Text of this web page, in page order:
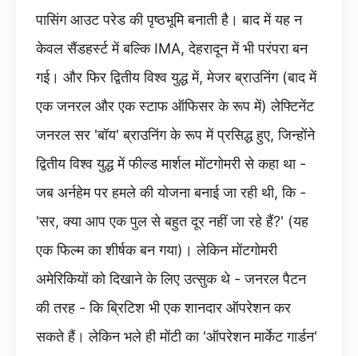
पासिंग आउट परेड की पृष्ठभूमि बनाती है। बाद में यह न
केवल सैंडहर्स्ट में बल्कि IMA, देहरादून में भी परंपरा बन
गई। और फिर द्वितीय विश्व युद्ध में, मेजर ब्राउनिंग (बाद में
एक जनरल और एक स्टाफ ऑफिसर के रूप में) लेफ्टिनेंट
जनरल सर 'बॉय' ब्राउनिंग के रूप में प्रसिद्ध हुए, जिन्होंने
द्वितीय विश्व युद्ध में फील्ड मार्शल मोंटगोमरी से कहा था -
जब अर्नहेम पर हमले की योजना बनाई जा रही थी, कि -
'सर, क्या आप एक पुल से बहुत दूर नहीं जा रहे हैं?' (यह
एक फिल्म का शीर्षक बन गया)। लेकिन मोंटगोमरी
अमेरिकियों को दिखाने के लिए उत्सुक थे - जनरल पैटन
की तरह - कि ब्रिटिश भी एक शानदार ऑपरेशन कर
सकते हैं। लेकिन भले ही मोंटी का 'ऑपरेशन मार्केट गार्डन'